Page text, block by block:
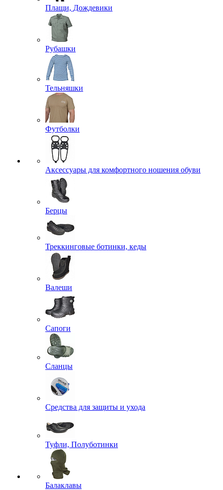
Плащи, Дождевики
Рубашки
Тельняшки
Футболки
Аксессуары для комфортного ношения обуви
Берцы
Треккинговые ботинки, кеды
Валеши
Сапоги
Сланцы
Средства для защиты и ухода
Туфли, Полуботинки
Балаклавы